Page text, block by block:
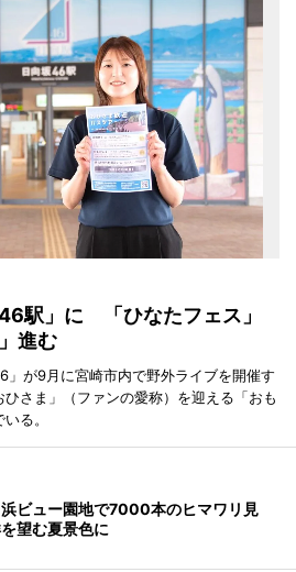
駅」に 「ひなたフェス」
進む
」が9月に宮崎市内で野外ライブを開催す
さま」（ファンの愛称）を迎える「おも
る。
ビュー園地で7000本のヒマワリ見
望む夏景色に